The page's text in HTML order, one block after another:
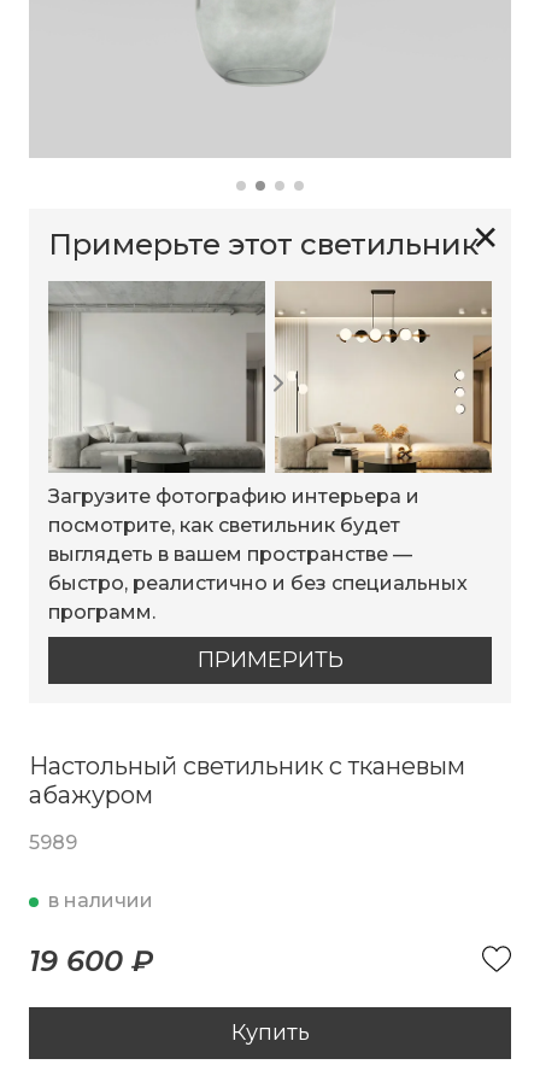
✕
Примерьте этот светильник
Загрузите фотографию интерьера и
посмотрите, как светильник будет
выглядеть в вашем пространстве —
быстро, реалистично и без специальных
программ.
ПРИМЕРИТЬ
Настольный светильник с тканевым
абажуром
5989
в наличии
19 600 ₽
Купить